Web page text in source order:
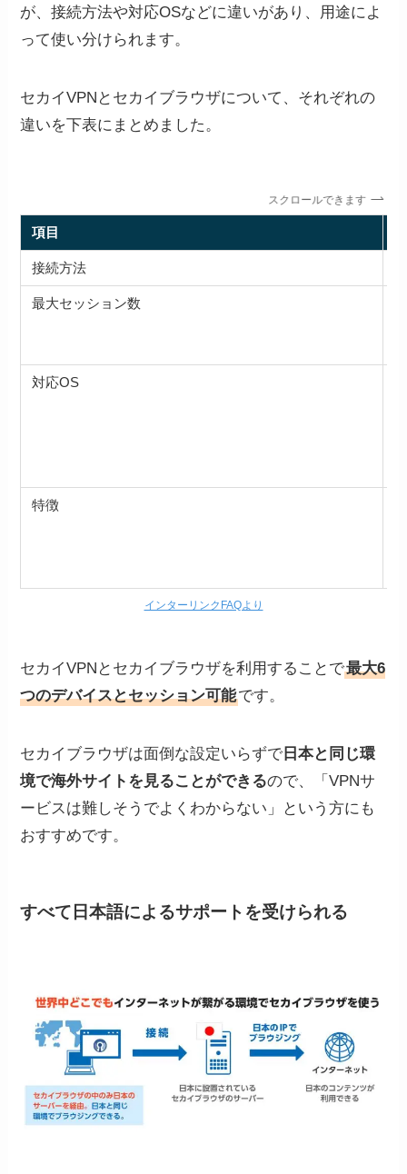
が、接続方法や対応OSなどに違いがあり、用途によ
って使い分けられます。
セカイVPNとセカイブラウザについて、それぞれの
違いを下表にまとめました。
スクロールできます
項目
接続方法
最大セッション数
対応OS
特徴
インターリンクFAQより
セカイVPNとセカイブラウザを利用することで最大6
つのデバイスとセッション可能です。
セカイブラウザは面倒な設定いらずで 日本と同じ環
境で海外サイトを見ることができるので、「VPNサ
ービスは難しそうでよくわからない」という方にも
おすすめです。
すべて日本語によるサポートを受けられる